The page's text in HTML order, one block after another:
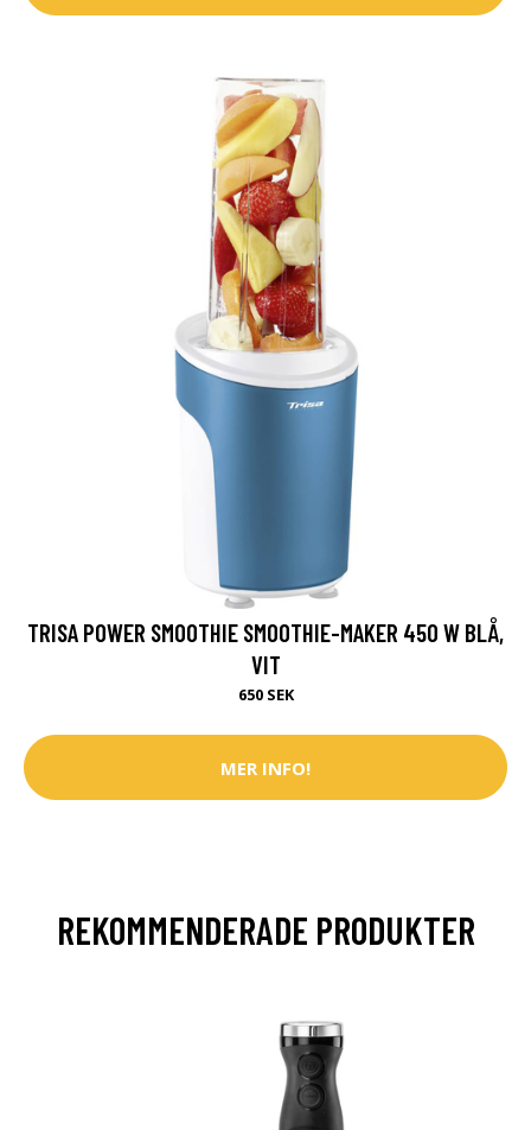
TRISA POWER SMOOTHIE SMOOTHIE-MAKER 450 W BLÅ,
VIT
650 SEK
MER INFO!
REKOMMENDERADE PRODUKTER